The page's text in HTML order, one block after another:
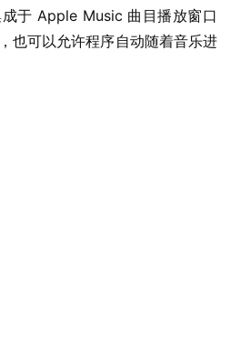
于 Apple Music 曲目播放窗口
也可以允许程序自动随着音乐进